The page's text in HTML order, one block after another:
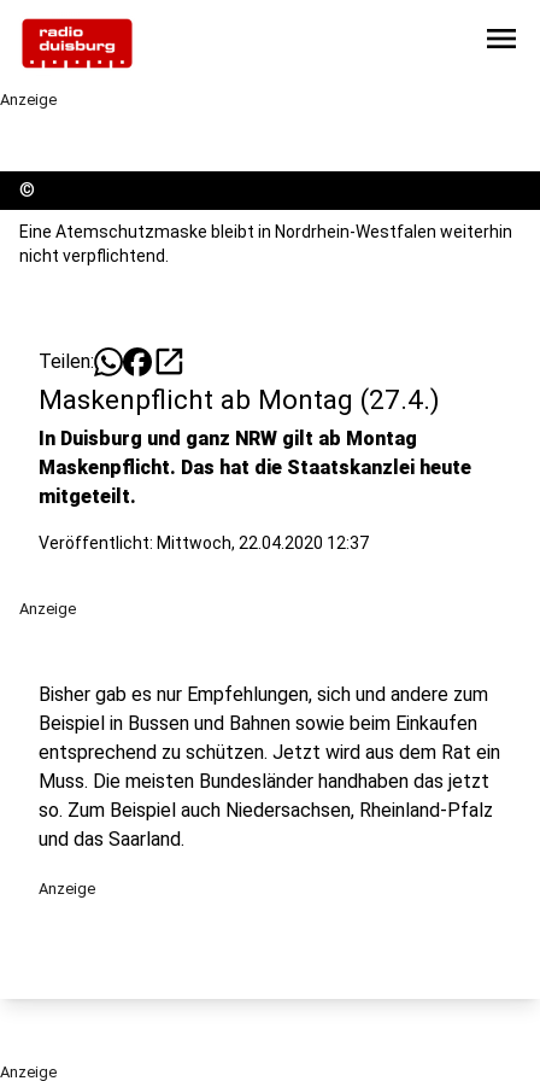
menu
Anzeige
©
Eine Atemschutzmaske bleibt in Nordrhein-Westfalen weiterhin
nicht verpflichtend.
Teilen: open_in_new
Maskenpflicht ab Montag (27.4.)
In Duisburg und ganz NRW gilt ab Montag
Maskenpflicht. Das hat die Staatskanzlei heute
mitgeteilt.
Veröffentlicht: Mittwoch, 22.04.2020 12:37
Anzeige
Bisher gab es nur Empfehlungen, sich und andere zum
Beispiel in Bussen und Bahnen sowie beim Einkaufen
entsprechend zu schützen. Jetzt wird aus dem Rat ein
Muss. Die meisten Bundesländer handhaben das jetzt
so. Zum Beispiel auch Niedersachsen, Rheinland-Pfalz
und das Saarland.
Anzeige
Anzeige